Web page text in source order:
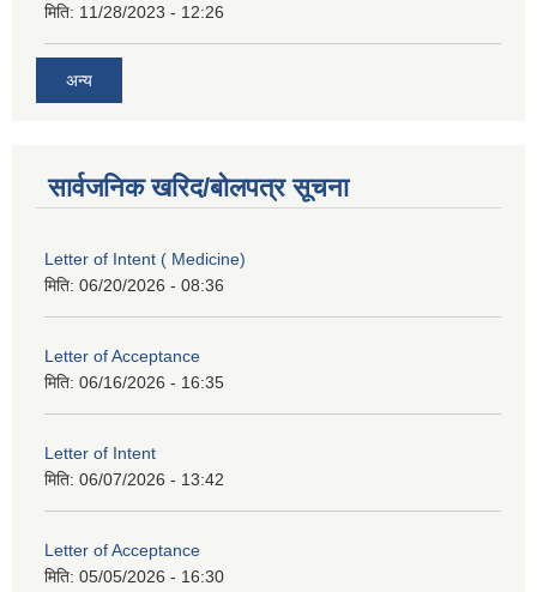
मिति: 11/28/2023 - 12:26
अन्य
सार्वजनिक खरिद/बोलपत्र सूचना
Letter of Intent ( Medicine)
मिति: 06/20/2026 - 08:36
Letter of Acceptance
मिति: 06/16/2026 - 16:35
Letter of Intent
मिति: 06/07/2026 - 13:42
Letter of Acceptance
मिति: 05/05/2026 - 16:30